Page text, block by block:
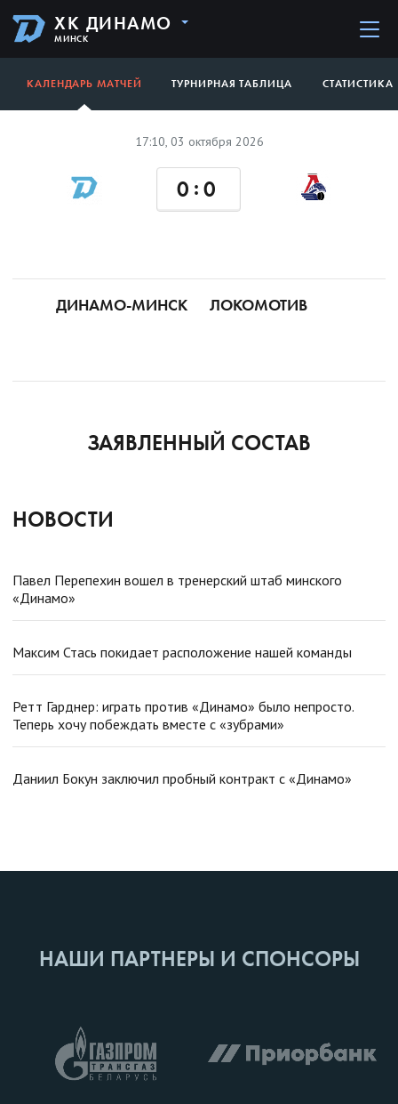
ХК ДИНАМО
МИНСК
КАЛЕНДАРЬ МАТЧЕЙ ТУРНИРНАЯ ТАБЛИЦА СТАТИСТИКА
17:10, 03 октября 2026
ДИНАМО-МИНСК
0 :0
ЛОКОМОТИВ
ЗАЯВЛЕННЫЙ СОСТАВ
НОВОСТИ
Павел Перепехин вошел в тренерский штаб минского
«Динамо»
Максим Стась покидает расположение нашей команды
Ретт Гарднер: играть против «Динамо» было непросто.
Теперь хочу побеждать вместе с «зубрами»
Даниил Бокун заключил пробный контракт с «Динамо»
НАШИ ПАРТНЕРЫ И СПОНСОРЫ